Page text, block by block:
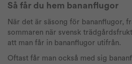
Så får du hem bananflugor
När det är säsong för bananflugor,
sommaren när svensk
att man får in bananflugor utifrån.
Oftast får man också med sig